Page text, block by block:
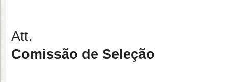
Att.
Comissão de Seleção